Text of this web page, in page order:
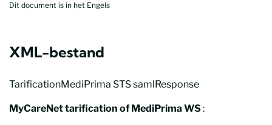
Dit document is in het Engels
XML-bestand
TarificationMediPrima STS samlResponse
MyCareNet tarification of MediPrima WS: